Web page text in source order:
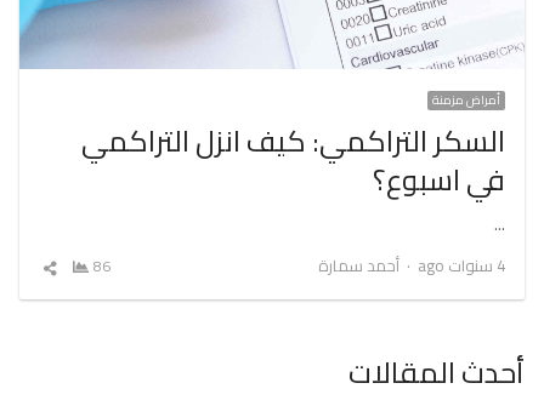
أمراض مزمنة
السكر التراكمي: كيف انزل التراكمي
في اسبوع؟
…
4 سنوات ago
Author
أحمد سمارة 86
شارك
أحدث المقالات